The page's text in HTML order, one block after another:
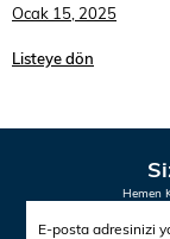
Ocak 15, 2025
Listeye dön
Hemen